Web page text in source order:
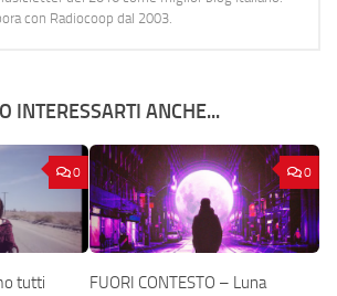
con Radiocoop dal 2003.
INTERESSARTI ANCHE...
0
tutti
0
FUORI CONTESTO – Luna